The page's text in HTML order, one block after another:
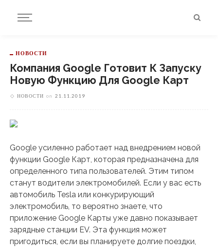
НОВОСТИ
Компания Google Готовит К Запуску
Новую Функцию Для Google Карт
НОВОСТИ on 21.11.2019
Google усиленно работает над внедрением новой
функции Google Карт, которая предназначена для
определенного типа пользователей. Этим типом
станут водители электромобилей. Если у вас есть
автомобиль Tesla или конкурирующий
электромобиль, то вероятно знаете, что
приложение Google Карты уже давно показывает
зарядные станции EV. Эта функция может
пригодиться, если вы планируете долгие поездки,